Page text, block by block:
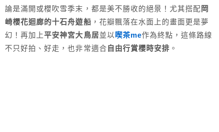
論是滿開或櫻吹雪季末，都是美不勝收的絕景！尤其搭配 岡
崎櫻花迴廊的十石舟遊船 ，花瓣飄落在水面上的畫面更是夢
幻！再加上平安神宮大鳥居並以 喫茶me作為終點，這條路線
不只好拍、好走，也非常適合自由行賞櫻時安排 。